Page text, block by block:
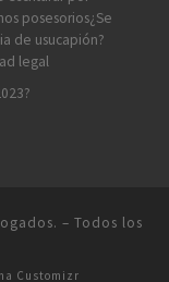
posesorios¿Se
de usucapión?
legal
– Todos los
Customizr